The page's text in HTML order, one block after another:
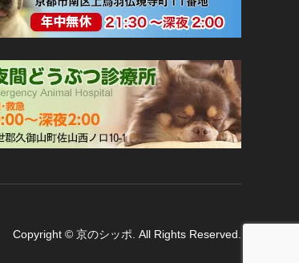
Copyright © 京のシッポ . All Rights Reserved.